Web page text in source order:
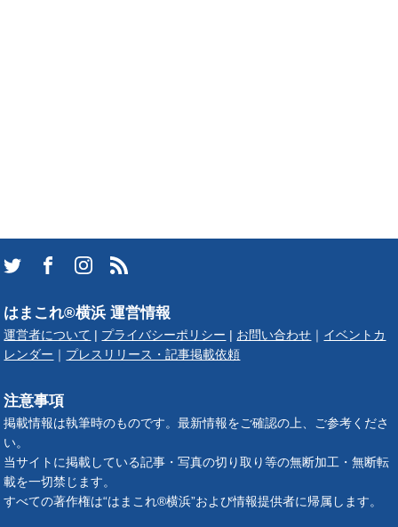
はまこれ®横浜 運営情報
運営者について プライバシーポリシー お問い合わせ
イベントカ
レンダー
プレスリリース・記事掲載依頼
注意事項
掲載情報は執筆時のものです。最新情報をご確認の上、ご参考くださ
い。
当サイトに掲載している記事・写真の切り取り等の無断加工・無断転
載を一切禁じます。
すべての著作権は“はまこれ®横浜”および情報提供者に帰属します。